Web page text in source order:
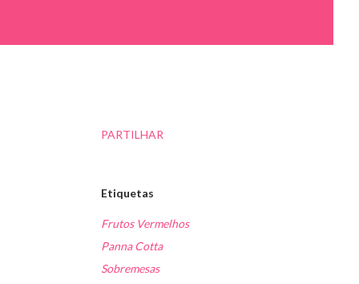
PARTILHAR
Etiquetas
Frutos Vermelhos
Panna Cotta
Sobremesas